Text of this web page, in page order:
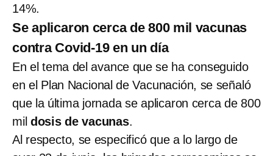
14%.
Se aplicaron cerca de 800 mil vacunas
contra Covid-19 en un día
En el tema del avance que se ha conseguido
en el Plan Nacional de Vacunación, se señaló
que la última jornada se aplicaron cerca de 800
mil dosis de vacunas.
Al respecto, se especificó que a lo largo de